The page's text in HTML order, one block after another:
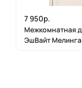
7 950р.
Межкомнатная
ЭшВайт